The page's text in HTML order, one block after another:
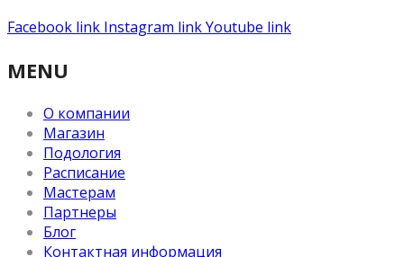
Facebook link Instagram linkYoutube link
MENU
О компании
Магазин
Подология
Расписание
Мастерам
Партнеры
Блог
Контактная информация